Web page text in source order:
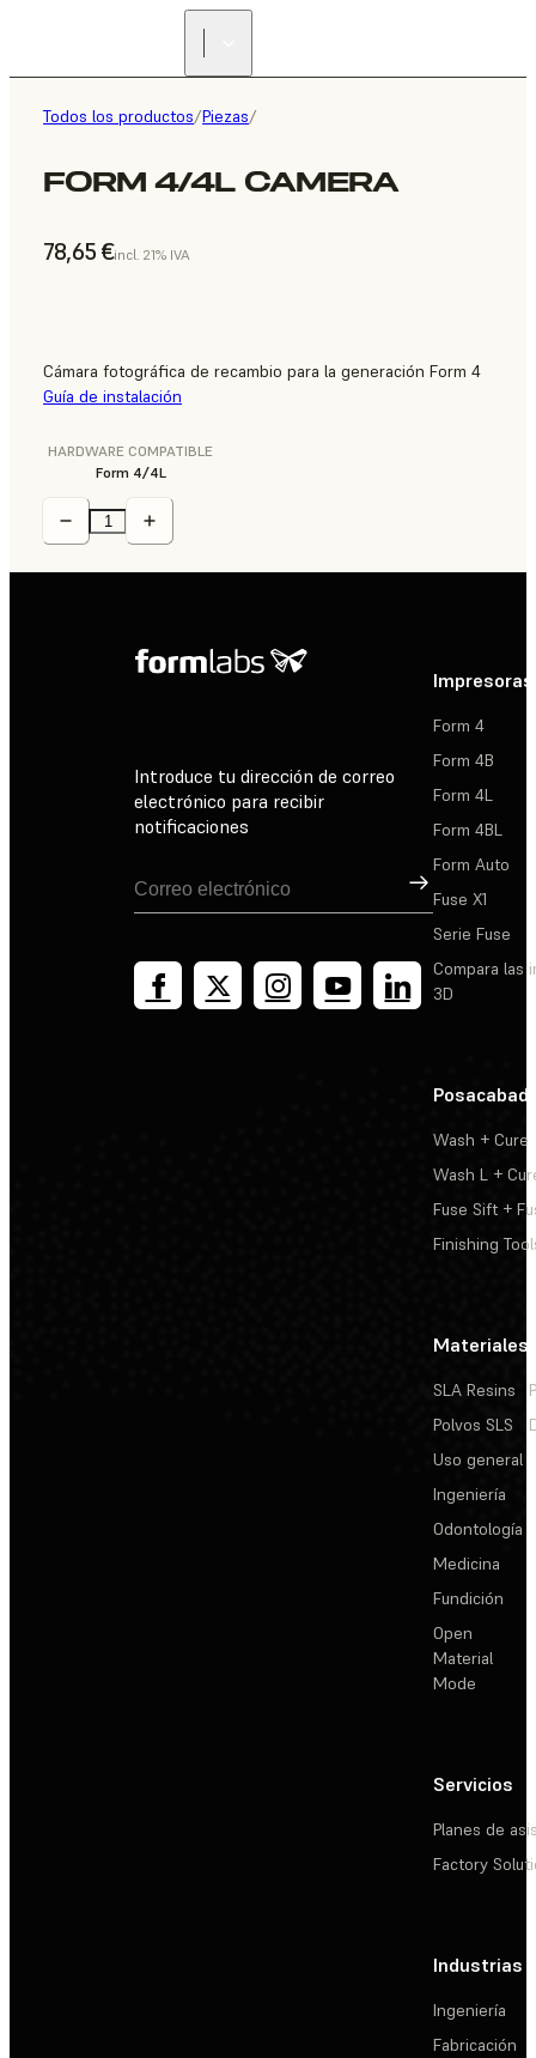
Todos los productos/Piezas/
FORM 4/4L CAMERA
78,65 €incl. 21% IVA
Cámara fotográfica de recambio para la generación Form 4
Guía de instalación
HARDWARE COMPATIBLE
Form 4/4L
Introduce tu dirección de correo
electrónico para recibir
notificaciones
Suscribirse
Impresoras
Form 4
Form 4B
Form 4L
Form 4BL
Form Auto
Fuse X1
Serie Fuse
Compara las
3D
Wash + Cure
Wash L +
Fuse Sift +
Finishing
Materiales
SLA Resins
Polvos SLS
Uso general
Ingeniería
Odontología
Medicina
Fundición
Open
Material
Mode
Servicios
Planes de
Factory
Industrias
Ingeniería
Fabricación